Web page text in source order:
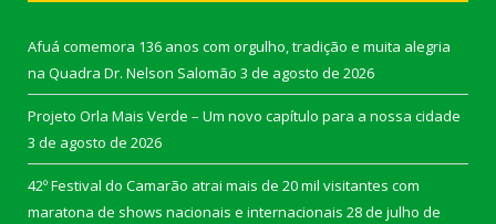
Afuá comemora 136 anos com orgulho, tradição e muita alegria
na Quadra Dr. Nelson Salomão 3 de agosto de 2026
Projeto Orla Mais Verde – Um novo capítulo para a nossa cidade
3 de agosto de 2026
42º Festival do Camarão atrai mais de 20 mil visitantes com
maratona de shows nacionais e internacionais 28 de julho de